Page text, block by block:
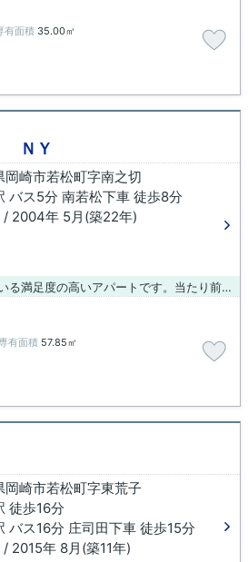
有面積 35.00㎡
ＮＹ
岡崎市若松町字南之切
バス5分 南若松下車 徒歩8分
/ 2004年 5月(築22年)
住む人のことも考えられている満足度の高いアパートです。当たり前の生活が、より素敵なものに変わります。新たな物件探しはあなたに活力を与えることでしょう。ぜひとも当社をご利用ください。
有面積 57.85㎡
岡崎市若松町字東荒子
徒歩16分
バス16分 庄司田下車 徒歩15分
/ 2015年 8月(築11年)